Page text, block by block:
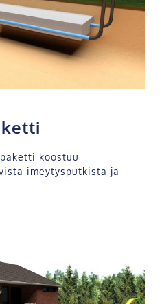
koostuu
imeytysputkista ja